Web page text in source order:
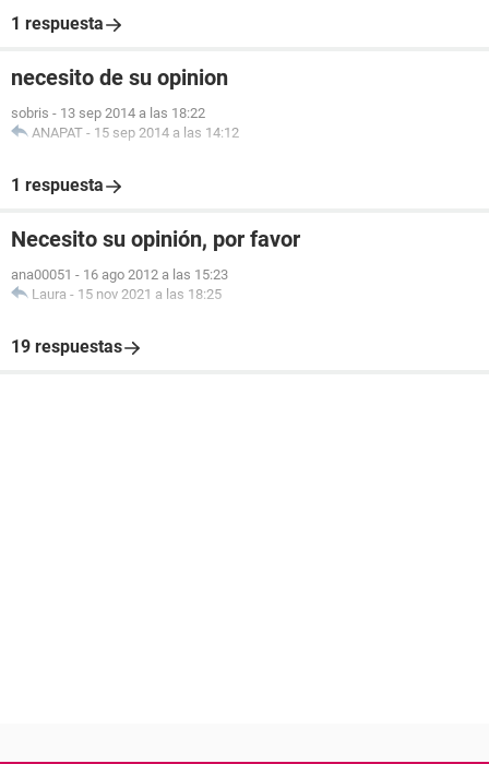
1 respuesta
necesito de su opinion
sobris - 13 sep 2014 a las 18:22
ANAPAT - 15 sep 2014 a las 14:12
1 respuesta
Necesito su opinión, por favor
ana00051 - 16 ago 2012 a las 15:23
Laura - 15 nov 2021 a las 18:25
19 respuestas